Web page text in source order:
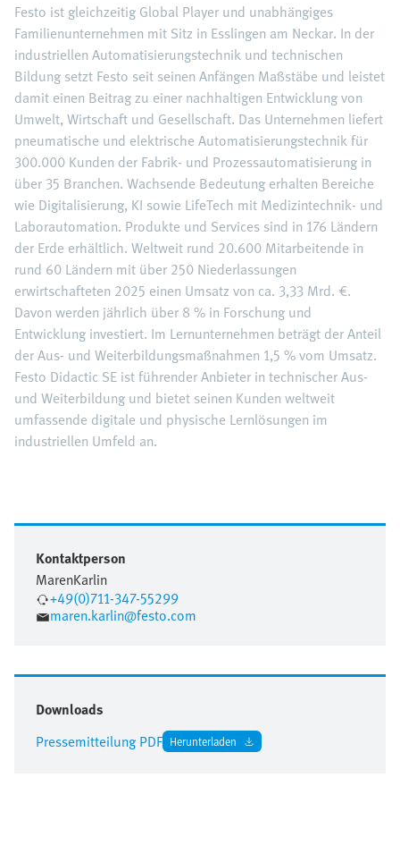
Festo ist gleichzeitig Global Player und unabhängiges
Familienunternehmen mit Sitz in Esslingen am Neckar. In der
industriellen Automatisierungstechnik und technischen
Bildung setzt Festo seit seinen Anfängen Maßstäbe und leistet
damit einen Beitrag zu einer nachhaltigen Entwicklung von
Umwelt, Wirtschaft und Gesellschaft. Das Unternehmen liefert
pneumatische und elektrische Automatisierungstechnik für
300.000 Kunden der Fabrik- und Prozessautomatisierung in
über 35 Branchen. Wachsende Bedeutung erhalten Bereiche
wie Digitalisierung, KI sowie LifeTech mit Medizintechnik- und
Laborautomation. Produkte und Services sind in 176 Ländern
der Erde erhältlich. Weltweit rund 20.600 Mitarbeitende in
rund 60 Ländern mit über 250 Niederlassungen
erwirtschafteten 2025 einen Umsatz von ca. 3,33 Mrd. €.
Davon werden jährlich über 8 % in Forschung und
Entwicklung investiert. Im Lernunternehmen beträgt der Anteil
der Aus- und Weiterbildungsmaßnahmen 1,5 % vom Umsatz.
Festo Didactic SE ist führender Anbieter in technischer Aus-
und Weiterbildung und bietet seinen Kunden weltweit
umfassende digitale und physische Lernlösungen im
industriellen Umfeld an.
Kontaktperson
MarenKarlin
+49(0)711-347-55299
maren.karlin@festo.com
Downloads
Pressemitteilung PDF Herunterladen